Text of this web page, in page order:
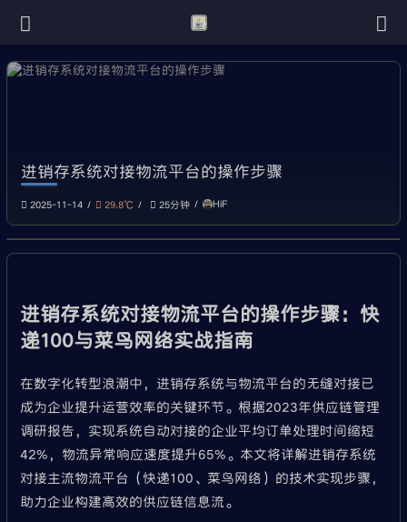
进销存系统对接物流平台的操作步骤
2025-11-14 29.8℃ 25分钟 HiF
进销存系统对接物流平台的操作步骤：快
递100与菜鸟网络实战指南
在数字化转型浪潮中，进销存系统与物流平台的无缝对接已
成为企业提升运营效率的关键环节。根据2023年供应链管理
调研报告，实现系统自动对接的企业平均订单处理时间缩短
42%，物流异常响应速度提升65%。本文将详解进销存系统
对接主流物流平台（快递100、菜鸟网络）的技术实现步骤，
助力企业构建高效的供应链信息流。